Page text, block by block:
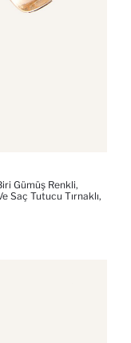
Gümüş Renkli,
Saç Tutucu Tırnaklı,